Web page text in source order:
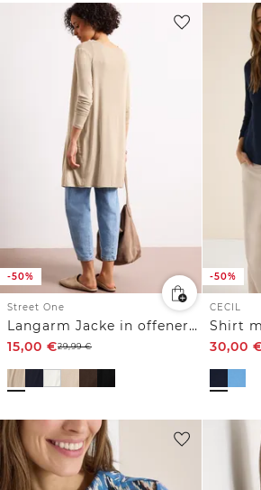
-50%
Street One
Langarm Jacke in offener Passform
15,00 €29,99€
-50%
CECIL
Shirt
30,00